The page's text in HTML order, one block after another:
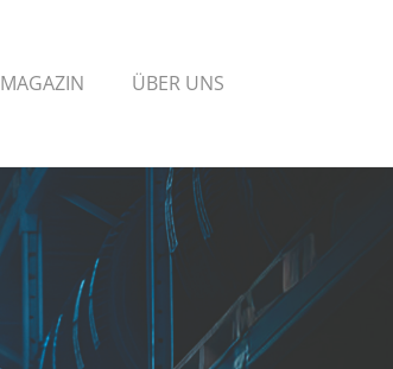
MAGAZIN ÜBER UNS